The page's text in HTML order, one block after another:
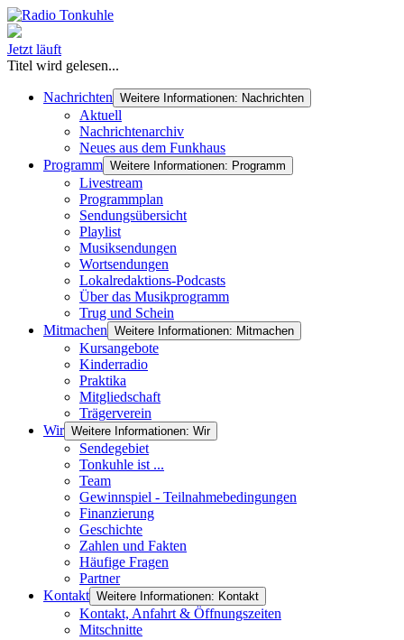
Jetzt läuft
Titel wird gelesen...
Nachrichten Weitere Informationen: Nachrichten
Aktuell
Nachrichtenarchiv
Neues aus dem Funkhaus
Programm Weitere Informationen: Programm
Livestream
Programmplan
Sendungsübersicht
Playlist
Musiksendungen
Wortsendungen
Lokalredaktions-Podcasts
Über das Musikprogramm
Trug und Schein
Mitmachen Weitere Informationen: Mitmachen
Kursangebote
Kinderradio
Praktika
Mitgliedschaft
Trägerverein
Wir Weitere Informationen: Wir
Sendegebiet
Tonkuhle ist ...
Team
Gewinnspiel - Teilnahmebedingungen
Finanzierung
Geschichte
Zahlen und Fakten
Häufige Fragen
Partner
Kontakt Weitere Informationen: Kontakt
Kontakt, Anfahrt & Öffnungszeiten
Mitschnitte